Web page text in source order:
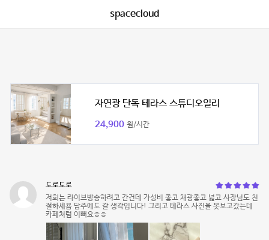
spacecloud
자연광 단독 테라스 스튜디오일리
24,900 원/시간
도로도로
저희는 라이브방송하려고 간건데 가성비 좋고 채광좋고 넓고 사장님도 친
절하세욤 담주에도 갈 생각입니다! 그리고 테라스 사진을 못보고갔는데
카페처럼 이뻐요ㅎㅎ